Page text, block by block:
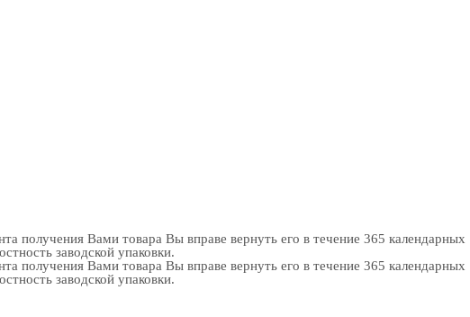
получения Вами товара Вы вправе вернуть его в течение 365 календарных
заводской упаковки.
получения Вами товара Вы вправе вернуть его в течение 365 календарных
заводской упаковки.